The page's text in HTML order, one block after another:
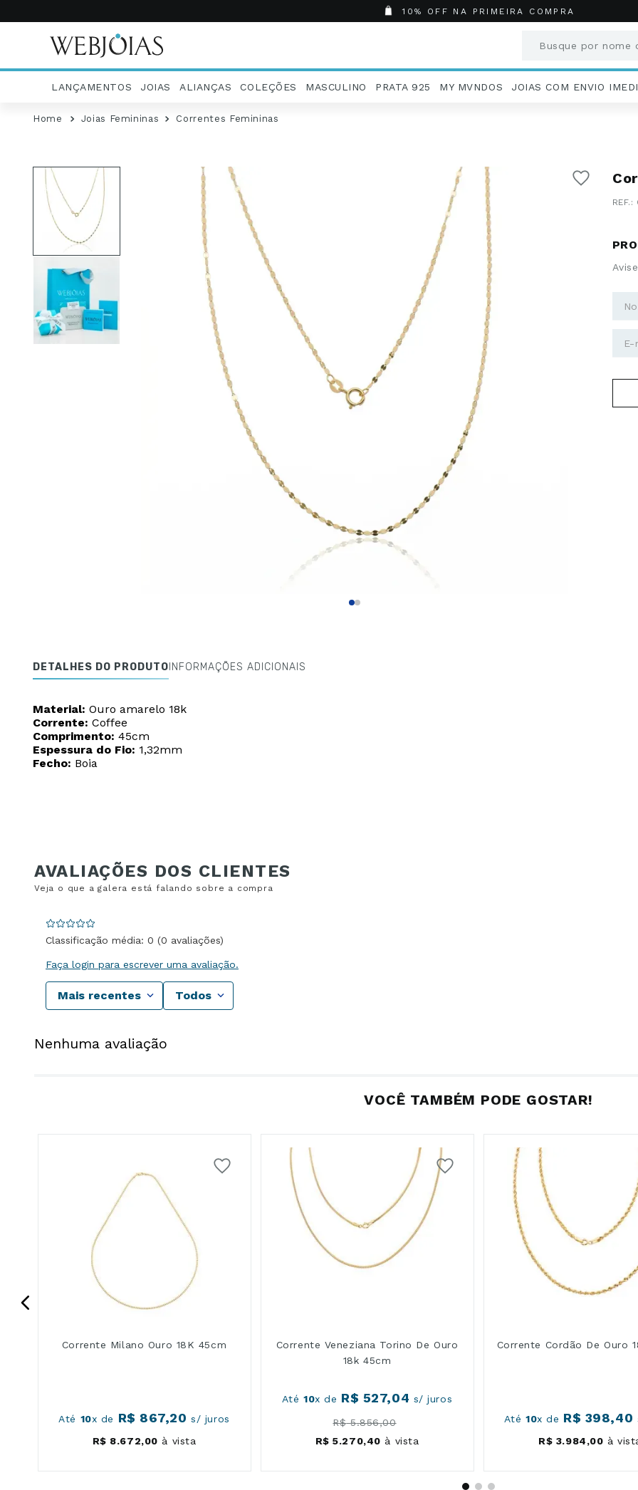
10% OFF NA PRIMEIRA COMPRA
Busque por nome
LANÇAMENTOS JOIAS ALIANÇAS COLEÇÕES MASCULINO PRATA 925 MY MVNDOS JOIAS COM ENVIO
Joias Femininas Correntes Femininas
:
DETALHES DO PRODUTO INFORMAÇÕES ADICIONAIS
Material: Ouro amarelo 18k
Corrente: Coffee
Comprimento: 45cm
Espessura do Fio: 1,32mm
Fecho: Boia
Classificação média: 0 (0 avaliações)
Faça login para escrever uma avaliação.
Mais recentes Todos
Nenhuma avaliação
VOCÊ TAMBÉM PODE GOSTAR!
Corrente Milano Ouro 18K 45cm
Até 10x de R$ 867,20 s/ juros
R$ 8.672,00 à vista
Corrente Veneziana Torino De Ouro
18k 45cm
Até10x de R$ 527,04 s/ juros
R$ 5.856,00
R$ 5.270,40 à vista
Corrente Cordão De Ouro
Até10x de R$ 398,40
R$ 3.984,00 à
Termos mais
Masculino